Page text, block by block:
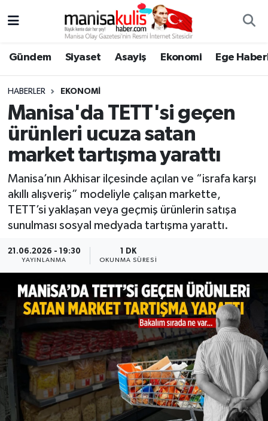
Gündem Siyaset Asayiş Ekonomi Ege
HABERLER EKONOMI
Manisa'da TETT'si geçen
ürünleri ucuza satan
market tartışma yarattı
Manisa’nın Akhisar ilçesinde açılan ve “israfa karşı
akıllı alışveriş” modeliyle çalışan markette,
TETT’si yaklaşan veya geçmiş ürünlerin satışa
sunulması sosyal medyada tartışma yarattı.
21.06.2026 - 19:30
YAYINLANMA
1 DK
OKUNMA SÜRESI
Ege Haberleri
Ekonomi
Genel
Resmi İlan
Siyaset
Spor
Türkiye
Yaşam
Yunusemre Hava Durumu
Yunusemre Trafik Yoğunluk Haritası
Süper Lig Puan Durumu ve Fikstür
Son Dakika Haberleri
Haber Arşivi